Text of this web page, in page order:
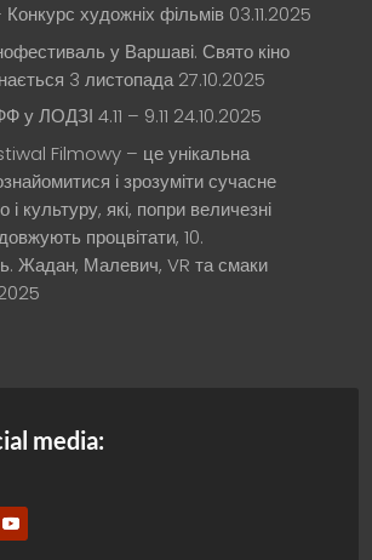
Конкурс художніх фільмів 03.11.2025
у Варшаві. Свято кіно
3 листопада 27.10.2025
у ЛОДЗІ 4.11 – 9.11 24.10.2025
Filmowy – це унікальна
і зрозуміти сучасне
і культуру, які, попри величезні
процвітати, 10.
Жадан, Малевич, VR та смаки
media: